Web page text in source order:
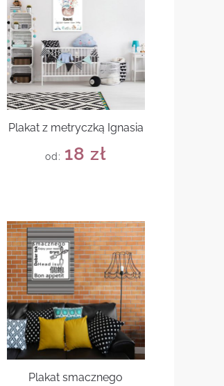
Plakat z metryczką Ignasia
od: 18zł
Plakat smacznego